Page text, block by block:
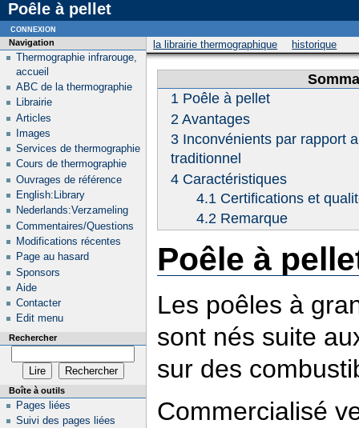
Poêle à pellet
la librairie thermographique historique
1 Poêle à pellet
2 Avantages
3 Inconvénients par rapport
traditionnel
4 Caractéristiques
4.1 Certifications et
4.2 Remarque
Poêle à
Les poêles à
sont nés suite
sur des
Commercialisé
Navigation
Thermographie infrarouge,
accueil
ABC de la thermographie
Librairie
Articles
Images
Services de thermographie
Cours de thermographie
Ouvrages de référence
English:Library
Nederlands:Verzameling
Commentaires/Questions
Modifications récentes
Page au hasard
Sponsors
Aide
Contacter
Edit menu
Rechercher
Boîte à outils
Pages liées
Suivi des pages liées
connexion